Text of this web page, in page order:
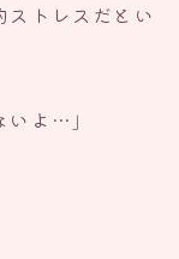
ストレスだとい
いよ…」